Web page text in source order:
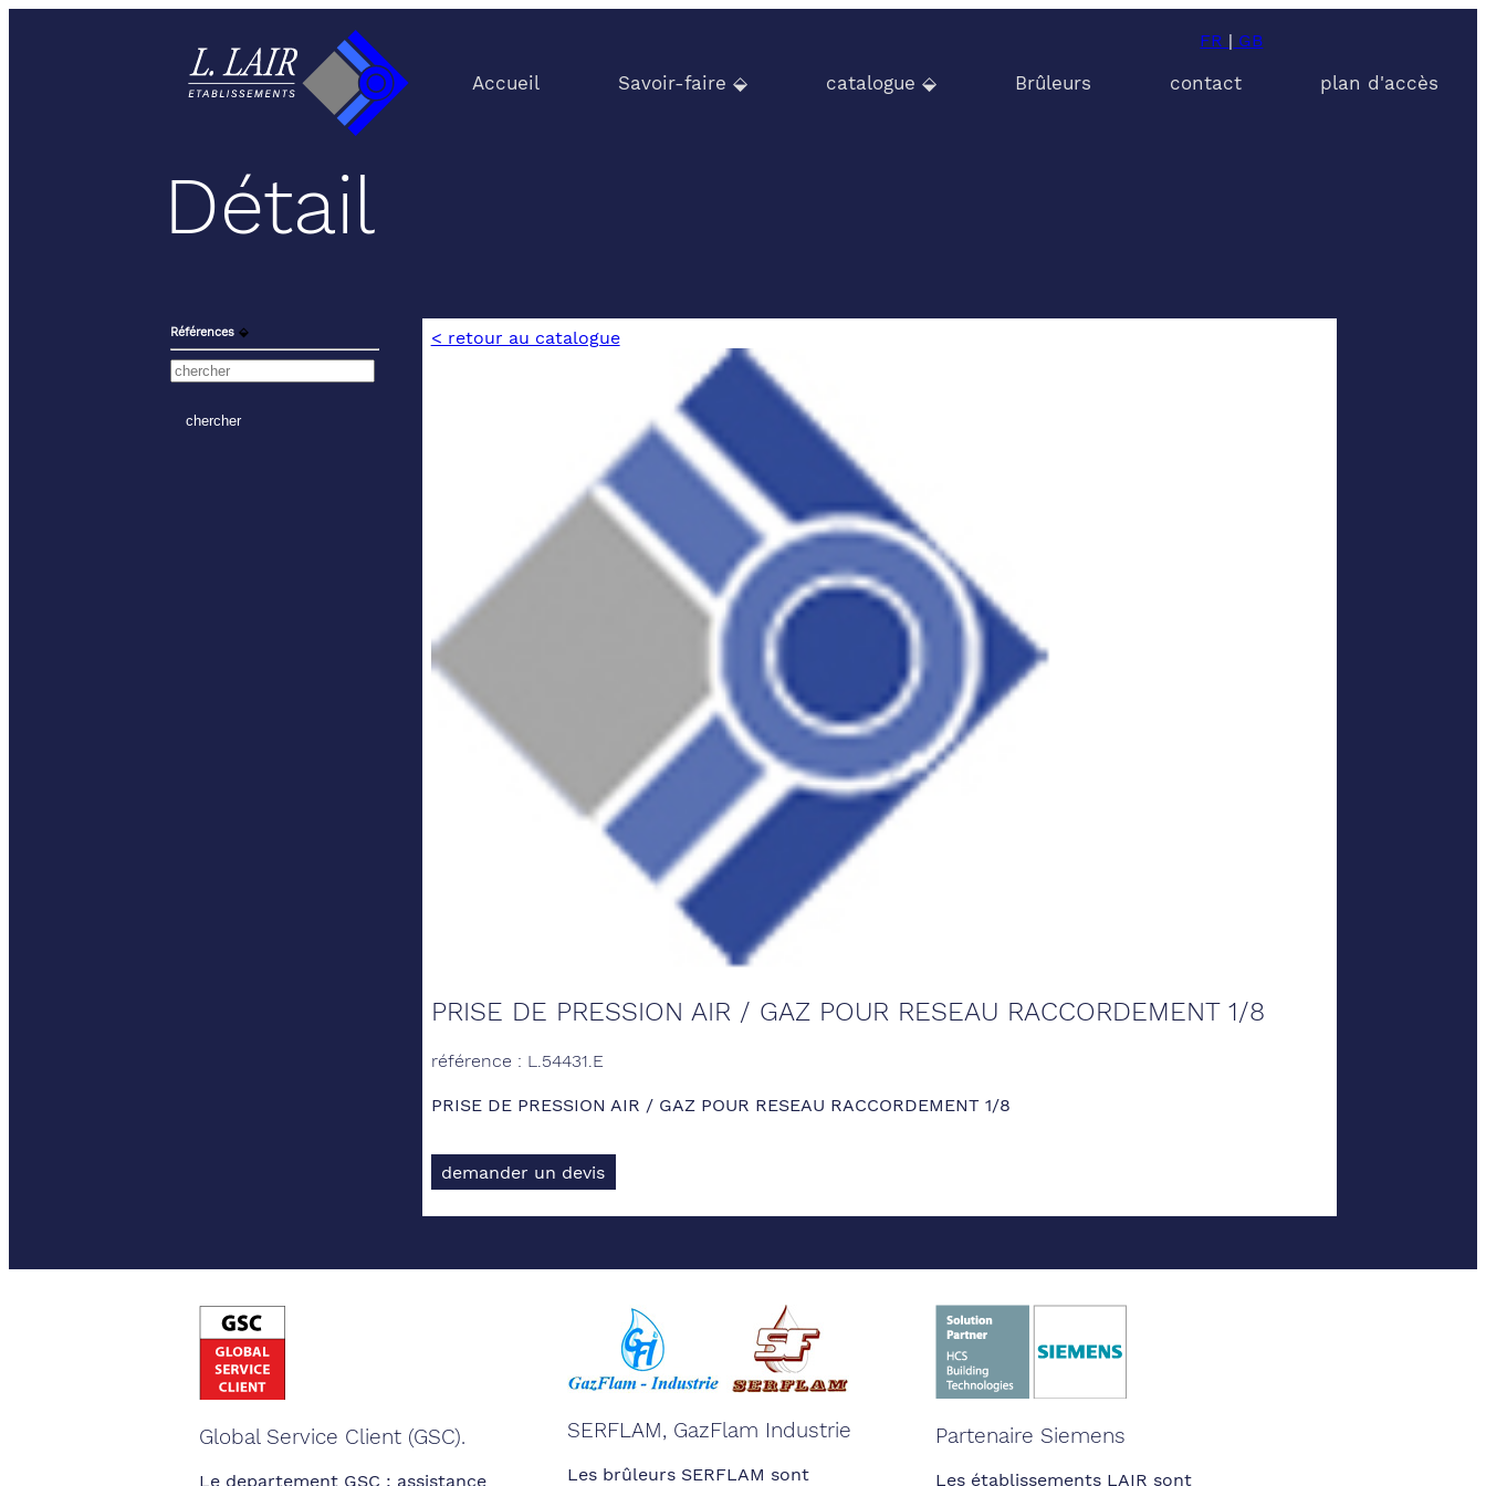
FR | GB
Accueil Savoir-faire ⬙ catalogue ⬙ Brûleurs contact plan d'accès
Détail
Références ⬙ < retour au catalogue
PRISE DE PRESSION AIR / GAZ POUR RESEAU RACCORDEMENT 1/8
référence : L.54431.E
PRISE DE PRESSION AIR / GAZ POUR RESEAU RACCORDEMENT 1/8
demander un devis
Global Service Client (GSC).
Le departement GSC : assistance
SERFLAM, GazFlam Industrie
Les brûleurs SERFLAM sont
Partenaire Siemens
Les établissements LAIR sont